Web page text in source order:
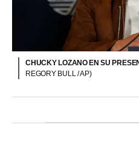
CHUCKY LOZANO EN SU
REGORY BULL / AP)